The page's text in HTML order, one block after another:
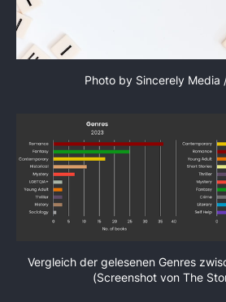
Photo by Sincerely Media
Vergleich der gelesenen Genres
(Screenshot von The